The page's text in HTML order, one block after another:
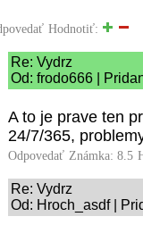
Hodnotiť:
Re: Vydrz
Od: frodo666 |
A to je prave ten
24/7/365,
Odpovedať Známka: 8.5
Re: Vydrz
Od: Hroch_asdf |